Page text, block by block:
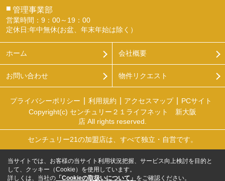
■ 管理事業部
営業時間：9：00～19：00
定休日:年中無休(お盆、年末年始は除く）
ホーム 会社概要
お問い合わせ 物件リクエスト
プライバシーポリシー 利用規約 アクセスマップ
PCサイト
Copyright(c) センチュリー２１ライフネット 新大阪
店 All rights reserved.
センチュリー21の加盟店は、すべて独立・自営です。
当サイトでは、お客様の当サイト利用状況把握、サービス向上検討を目的と
して、クッキー（Cookie）を使用しています。
詳しくは、当社の 「Cookieの取扱いについて」 をご確認ください。